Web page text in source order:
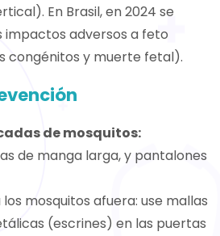
En Brasil, en 2024 se
impactos adversos a feto
congénitos y muerte fetal).
de mosquitos:
de manga larga, y pantalones
mosquitos afuera: use mallas
(escrines) en las puertas